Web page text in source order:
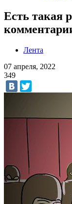
Есть такая
Лента
07 апреля, 2022
349